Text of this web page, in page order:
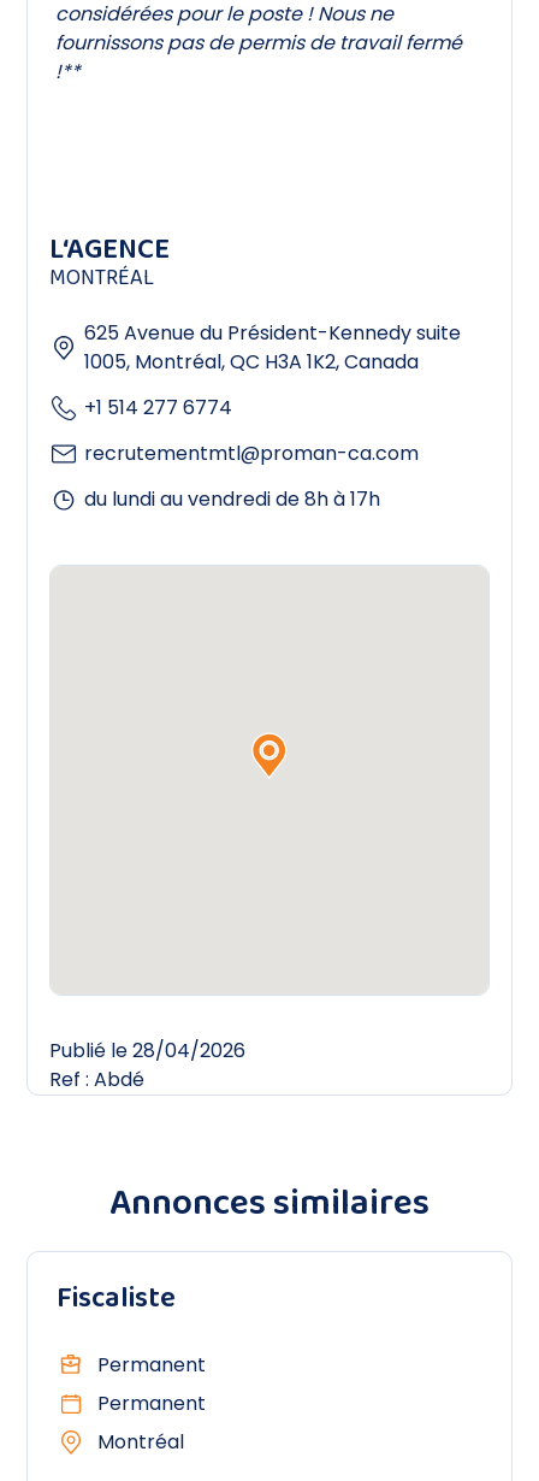
considérées pour le poste ! Nous ne
fournissons pas de permis de travail fermé
!**
L‘AGENCE
MONTRÉAL
625 Avenue du Président-Kennedy suite
1005, Montréal, QC H3A 1K2, Canada
+1 514 277 6774
recrutementmtl@proman-ca.com
du lundi au vendredi de 8h à 17h
Publié le 28/04/2026
Ref : Abdé
Annonces similaires
Fiscaliste
Permanent
Permanent
Montréal